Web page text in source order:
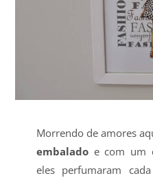
Morrendo de amores
embaladoe com um
eles perfumaram